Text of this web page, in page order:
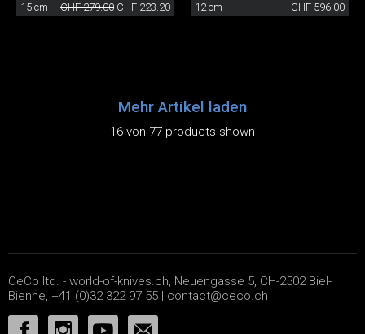
15 cm CHF 279.00 CHF 223.20 12 cm CHF 596.00
Mehr Artikel laden
16 von 77 products shown
CeCo ltd. - world-of-knives.ch, Neuengasse 5, CH-2502 Biel-
Bienne, +41 (0)32 322 97 55 | contact@ceco.ch